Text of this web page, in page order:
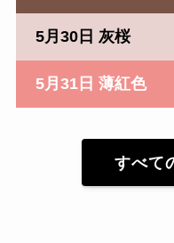
5月30日 灰桜
5月31日 薄紅色
すべて